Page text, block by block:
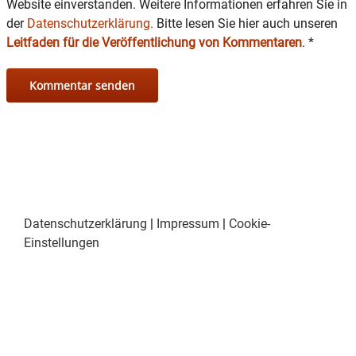
Website einverstanden. Weitere Informationen erfahren Sie in
der Datenschutzerklärung. Bitte lesen Sie hier auch unseren
Leitfaden für die Veröffentlichung von Kommentaren. *
Datenschutzerklärung | Impressum | Cookie-
Einstellungen